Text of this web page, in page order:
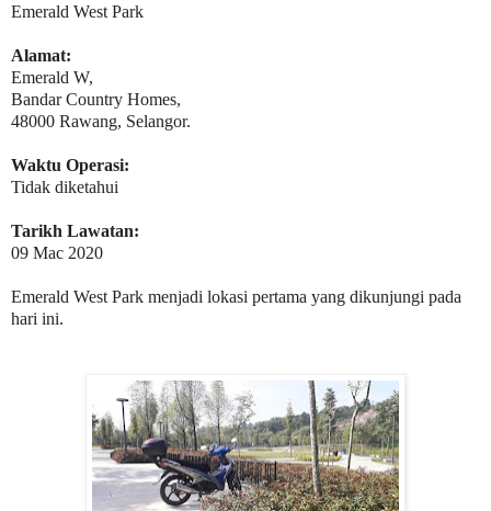
Emerald West Park
Alamat:
Emerald W,
Bandar Country Homes,
48000 Rawang, Selangor.
Waktu Operasi:
Tidak diketahui
Tarikh Lawatan:
09 Mac 2020
Emerald West Park menjadi lokasi pertama yang dikunjungi pada
hari ini.